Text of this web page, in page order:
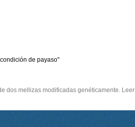
de payaso"
dos mellizas modificadas genéticamente. Leer